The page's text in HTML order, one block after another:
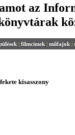
az
| filmcímek | műfajok |
kisasszony